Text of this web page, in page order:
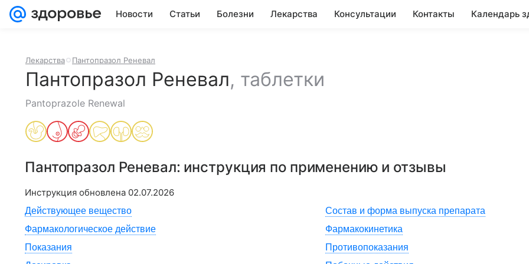
Новости Статьи Болезни Лекарства Консультации Контакты Календарь
Лекарства Пантопразол Реневал
Пантопразол Реневал, таблетки
Pantoprazole Renewal
Пантопразол Реневал: инструкция по применению и отзывы
Инструкция обновлена 02.07.2026
Действующее вещество
Состав и форма выпуска препарата
Фармакологическое действие
Фармакокинетика
Показания
Противопоказания